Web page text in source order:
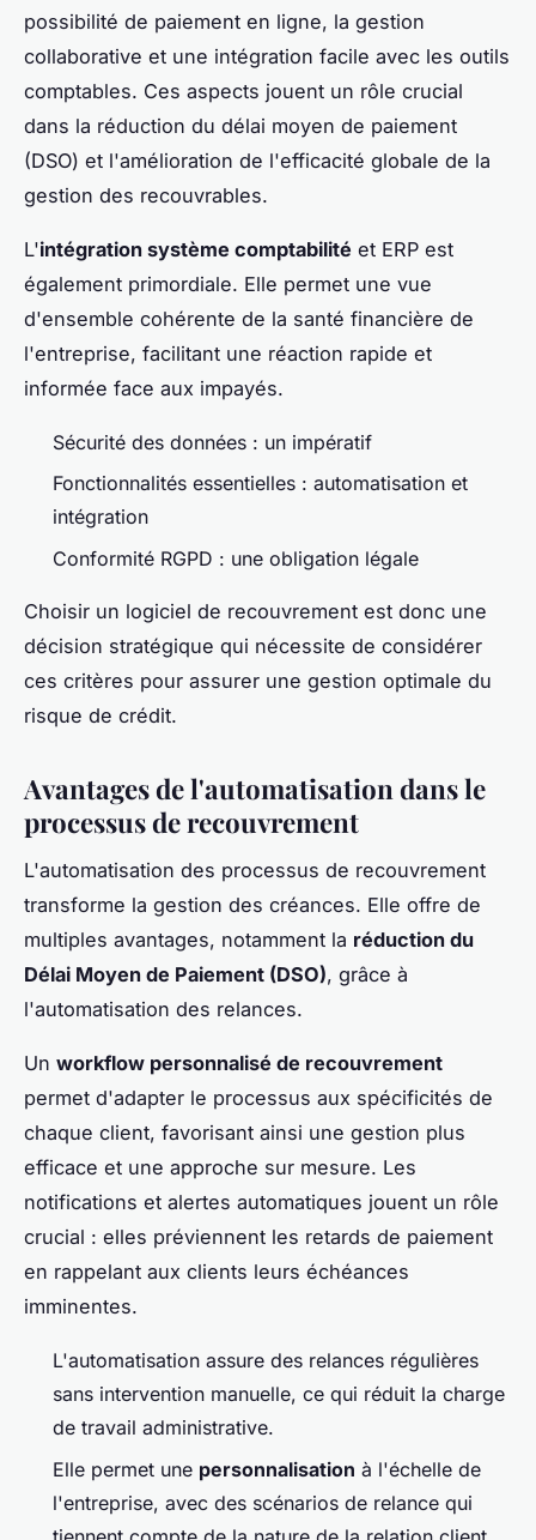
possibilité de paiement en ligne, la gestion
collaborative et une intégration facile avec les outils
comptables. Ces aspects jouent un rôle crucial
dans la réduction du délai moyen de paiement
(DSO) et l'amélioration de l'efficacité globale de la
gestion des recouvrables.
L'intégration système comptabilité et ERP est
également primordiale. Elle permet une vue
d'ensemble cohérente de la santé financière de
l'entreprise, facilitant une réaction rapide et
informée face aux impayés.
Sécurité des données : un impératif
Fonctionnalités essentielles : automatisation et
intégration
Conformité RGPD : une obligation légale
Choisir un logiciel de recouvrement est donc une
décision stratégique qui nécessite de considérer
ces critères pour assurer une gestion optimale du
risque de crédit.
Avantages de l'automatisation dans le
processus de recouvrement
L'automatisation des processus de recouvrement
transforme la gestion des créances. Elle offre de
multiples avantages, notamment la réduction du
Délai Moyen de Paiement (DSO), grâce à
l'automatisation des relances.
Un workflow personnalisé de recouvrement
permet d'adapter le processus aux spécificités de
chaque client, favorisant ainsi une gestion plus
efficace et une approche sur mesure. Les
notifications et alertes automatiques jouent un rôle
crucial : elles préviennent les retards de paiement
en rappelant aux clients leurs échéances
imminentes.
L'automatisation assure des relances régulières
sans intervention manuelle, ce qui réduit la charge
de travail administrative.
Elle permet une personnalisation à l'échelle de
l'entreprise, avec des scénarios de relance qui